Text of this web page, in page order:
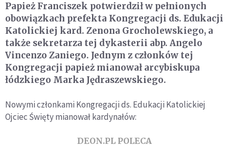
Papież Franciszek potwierdził w pełnionych
obowiązkach prefekta Kongregacji ds. Edukacji
Katolickiej kard. Zenona Grocholewskiego, a
także sekretarza tej dykasterii abp. Angelo
Vincenzo Zaniego. Jednym z członków tej
Kongregacji papież mianował arcybiskupa
łódzkiego Marka Jędraszewskiego.
Nowymi członkami Kongregacji ds. Edukacji Katolickiej
Ojciec Święty mianował kardynałów:
DEON.PL POLECA